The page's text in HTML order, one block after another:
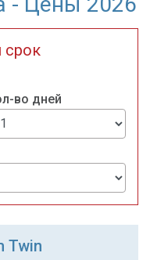
срок
во дней
Twin